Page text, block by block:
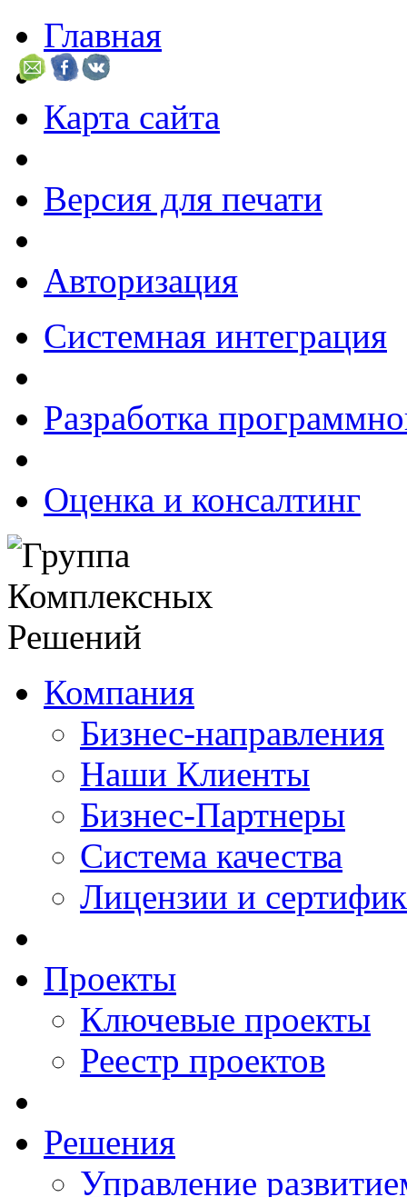
Главная
Карта сайта
Версия для печати
Авторизация
Системная интеграция
Разработка
Оценка и консалтинг
Компания
Бизнес-направления
Наши Клиенты
Бизнес-Партнеры
Система качества
Лицензии и
Проекты
Ключевые проекты
Реестр проектов
Решения
Управление